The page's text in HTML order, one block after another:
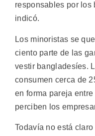
responsables por los
indicó.
Los minoristas se
ciento parte de las
vestir bangladesíes.
consumen cerca de
en forma pareja
perciben los
Todavía no está